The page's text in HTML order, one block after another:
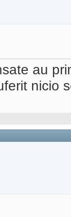
au
nicio